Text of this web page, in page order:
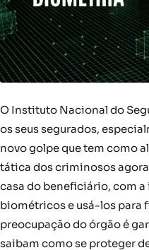
O Instituto Nacional do
os seus segurados,
novo golpe que tem como
tática dos criminosos
casa do beneficiário, com
biométricos e usá-los para
preocupação do órgão é
saibam como se proteger